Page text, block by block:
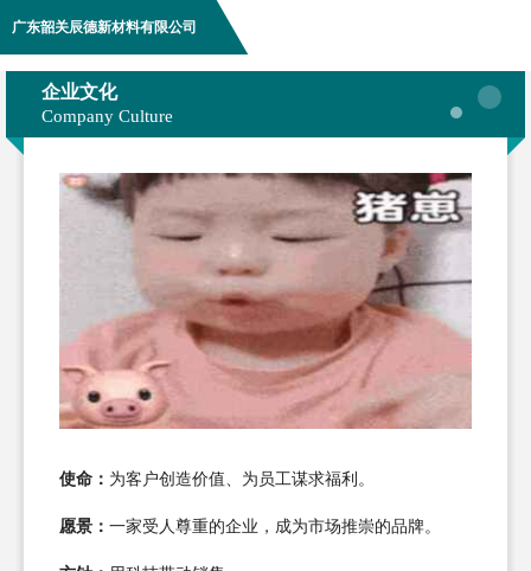
广东韶关辰德新材料有限公司
企业文化
Company Culture
使命： 为客户创造价值、为员工谋求福利。
愿景： 一家受人尊重的企业，成为市场推崇的品牌。